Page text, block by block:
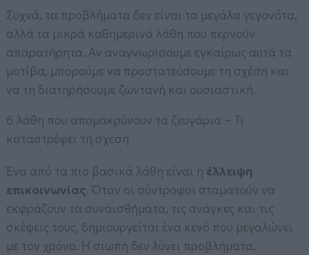
Συχνά, τα προβλήματα δεν είναι τα μεγάλα γεγονότα,
αλλά τα μικρά καθημερινά λάθη που περνούν
απαρατήρητα. Αν αναγνωρίσουμε εγκαίρως αυτά τα
μοτίβα, μπορούμε να προστατεύσουμε τη σχέση και
να τη διατηρήσουμε ζωντανή και ουσιαστική.
6 λάθη που απομακρύνουν τα ζευγάρια – Τι
καταστρέφει τη σχέση
Ένα από τα πιο βασικά λάθη είναι η έλλειψη
επικοινωνίας. Όταν οι σύντροφοι σταματούν να
εκφράζουν τα συναισθήματα, τις ανάγκες και τις
σκέψεις τους, δημιουργείται ένα κενό που μεγαλώνει
με τον χρόνο. Η σιωπή δεν λύνει προβλήματα,